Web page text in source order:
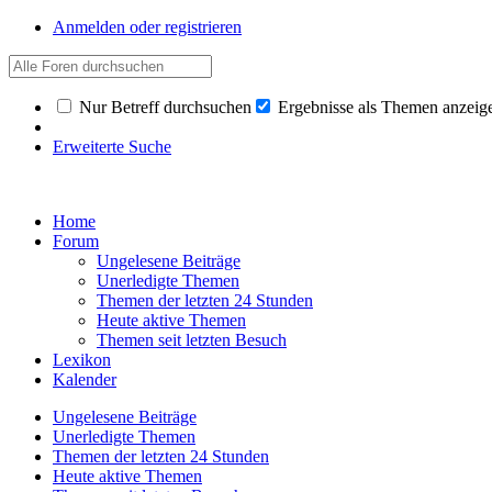
Anmelden oder registrieren
Nur Betreff durchsuchen Ergebnisse als Themen
Erweiterte Suche
Home
Forum
Ungelesene Beiträge
Unerledigte Themen
Themen der letzten 24 Stunden
Heute aktive Themen
Themen seit letzten Besuch
Lexikon
Kalender
Ungelesene Beiträge
Unerledigte Themen
Themen der letzten 24 Stunden
Heute aktive Themen